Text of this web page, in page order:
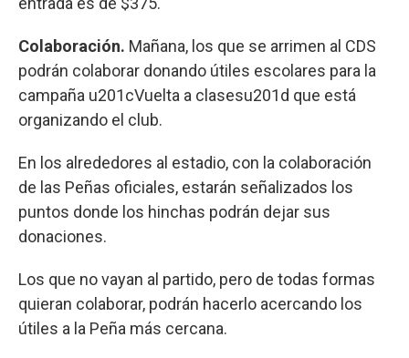
Colaboración. Mañana, los que se arrimen al CDS
podrán colaborar donando útiles escolares para la
campaña u201cVuelta a clasesu201d que está
organizando el club.
En los alrededores al estadio, con la colaboración
de las Peñas oficiales, estarán señalizados los
puntos donde los hinchas podrán dejar sus
donaciones.
Los que no vayan al partido, pero de todas formas
quieran colaborar, podrán hacerlo acercando los
útiles a la Peña más cercana.